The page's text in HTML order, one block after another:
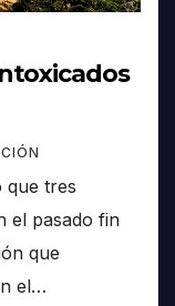
que tres
el pasado fin
que
el…